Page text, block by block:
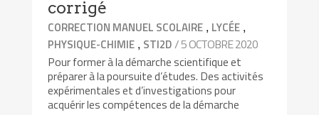
corrigé
CORRECTION MANUEL SCOLAIRE , LYCÉE ,
PHYSIQUE-CHIMIE , STI2D/ 5 OCTOBRE 2020
Pour former à la démarche scientifique et
préparer à la poursuite d’études. Des activités
expérimentales et d’investigations pour
acquérir les compétences de la démarche